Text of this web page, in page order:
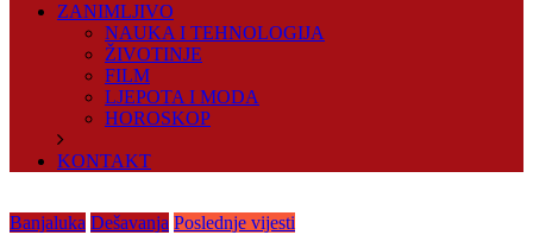
ZANIMLJIVO
NAUKA I TEHNOLOGIJA
ŽIVOTINJE
FILM
LJEPOTA I MODA
HOROSKOP
KONTAKT
Banjaluka Dešavanja Poslednje vijesti